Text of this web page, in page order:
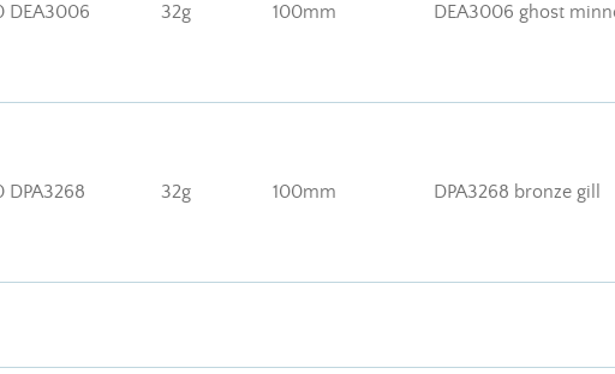
DEA3006 32g 100mm DEA3006 ghost
DPA3268 32g 100mm DPA3268 bronze gill